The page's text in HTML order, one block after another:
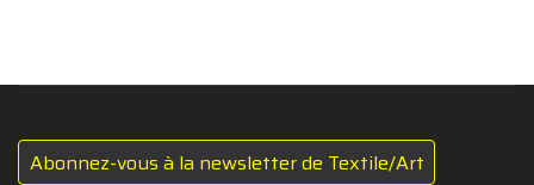
Abonnez-vous à la newsletter de Textile/Art